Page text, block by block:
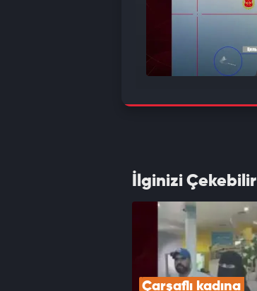
İlginizi Çekebilir
Çarşaflı kadına